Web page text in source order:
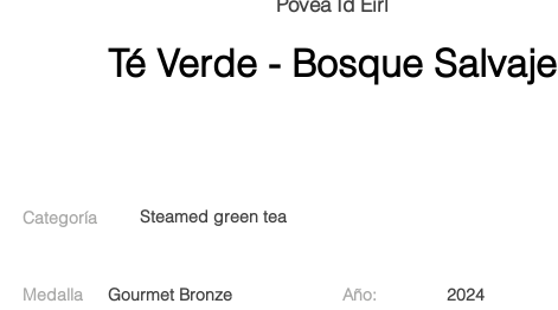
Té Verde - Bosque Salvaje
Categoría Steamed green tea
Medalla Gourmet Bronze Año: 2024